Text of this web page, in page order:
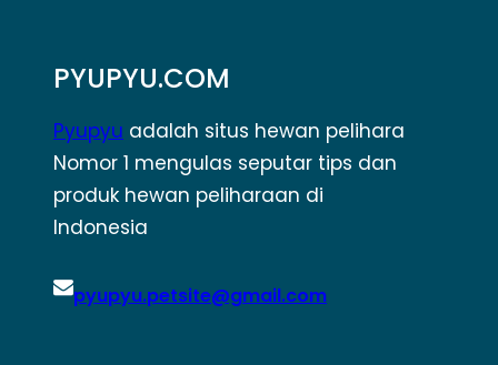
PYUPYU.COM
Pyupyu adalah situs hewan pelihara
Nomor 1 mengulas seputar tips dan
produk hewan peliharaan di
Indonesia
pyupyu.petsite@gmail.com